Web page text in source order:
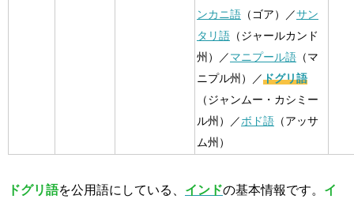
ンカニ語 （ゴア）／サン
タリ語 （ジャールカンド
州）／マニプール語 （マ
ニプル州）／ドグリ語
（ジャンムー・カシミー
ル州）／ボド語 （アッサ
ム州）
ドグリ語を公用語にしている、 インドの基本情報です。 イ